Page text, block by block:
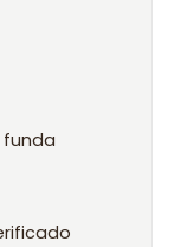
funda